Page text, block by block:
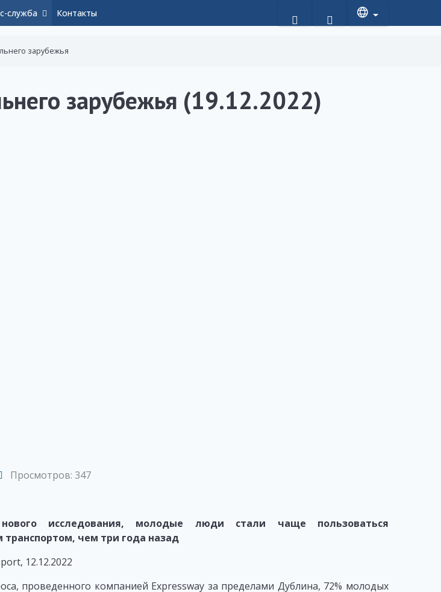
служба Контакты
зарубежья
зарубежья (19.12.2022)
Просмотров: 347
исследования, молодые люди стали чаще пользоваться
чем три года назад
12.12.2022
проведенного компанией Expressway за пределами Дублина, 72% молодых